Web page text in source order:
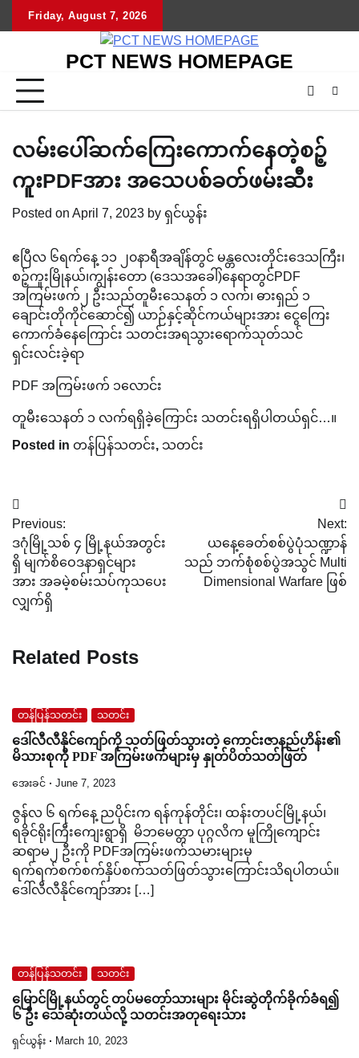
Friday, August 7, 2026
PCT NEWS HOMEPAGE
လမ်းပေါ်ဆက်ကြေးကောက်နေတဲ့စဉ့်
ကူးPDFအား အသေပစ်ခတ်ဖမ်းဆီး
Posted on April 7, 2023 by ရှင်ယွန်း
ဧပြီလ ၆ရက်နေ့ ၁၁ ၂၀နာရီအချိန်တွင် မန္တလေးတိုင်းဒေသကြီး၊
စဉ့်ကူးမြိုနယ်၊ကျွန်းတော (ဒေသအခေါ်)နေရာတွင်PDF
အကြမ်းဖက်၂ ဦးသည်တူမီးသေနတ် ၁ လက်၊ ဓားရှည် ၁
ချောင်းတိုကိုင်ဆောင်၍ ယာဉ်နှင့်ဆိုင်ကယ်များအား ငွေကြေး
ကောက်ခံနေကြောင်း သတင်းအရသွားရောက်သုတ်သင်
ရှင်းလင်းခဲ့ရာ
PDF အကြမ်းဖက် ၁လောင်း
တူမီးသေနတ် ၁ လက်ရရှိခဲ့ကြောင်း သတင်းရရှိပါတယ်ရှင်…။
Posted in တန်ပြန်သတင်း, သတင်း
Post
navigation
Previous:
ဒဂုံမြို့သစ် ၄ မြို့နယ်အတွင်း
ရှိ မျက်စိဝေဒနာရှင်များ
အား အခမဲ့စမ်းသပ်ကုသပေး
လျှက်ရှိ
Next:
ယနေ့ခေတ်စစ်ပွဲပုံသဏ္ဍာန်
သည် ဘက်စုံစစ်ပွဲအသွင် Multi
Dimensional Warfare ဖြစ်
Related Posts
တန်ပြန်သတင်း သတင်း
ဒေါ်လီလီနိုင်ကျော်ကို သတ်ဖြတ်သွားတဲ့ ကောင်းဇာနည်ဟိန်း၏
မိသားစုကို PDF အကြမ်းဖက်များမှ နှုတ်ပိတ်သတ်ဖြတ်
အေးခင် June 7, 2023
ဇွန်လ ၆ ရက်နေ့ ညပိုင်းက ရန်ကုန်တိုင်း၊ ထန်းတပင်မြို့နယ်၊
ရခိုင်ရိုးကြီးကျေးရွာရှိ မိဘမေတ္တာ ပုဂ္ဂလိက မူကြိုကျောင်း
ဆရာမ၂ ဦးကို PDFအကြမ်းဖက်သမားများမှ
ရက်ရက်စက်စက်နှိပ်စက်သတ်ဖြတ်သွားကြောင်းသိရပါတယ်။
ဒေါ်လီလီနိုင်ကျော်အား […]
တန်ပြန်သတင်း သတင်း
မြောင်မြို့နယ်တွင် တပ်မတော်သားများ မိုင်းဆွဲတိုက်ခိုက်ခံရ၍
၆ ဦး သေဆုံးတယ်လို့ သတင်းအတုရေးသား
ရှင်ယွန်း March 10, 2023